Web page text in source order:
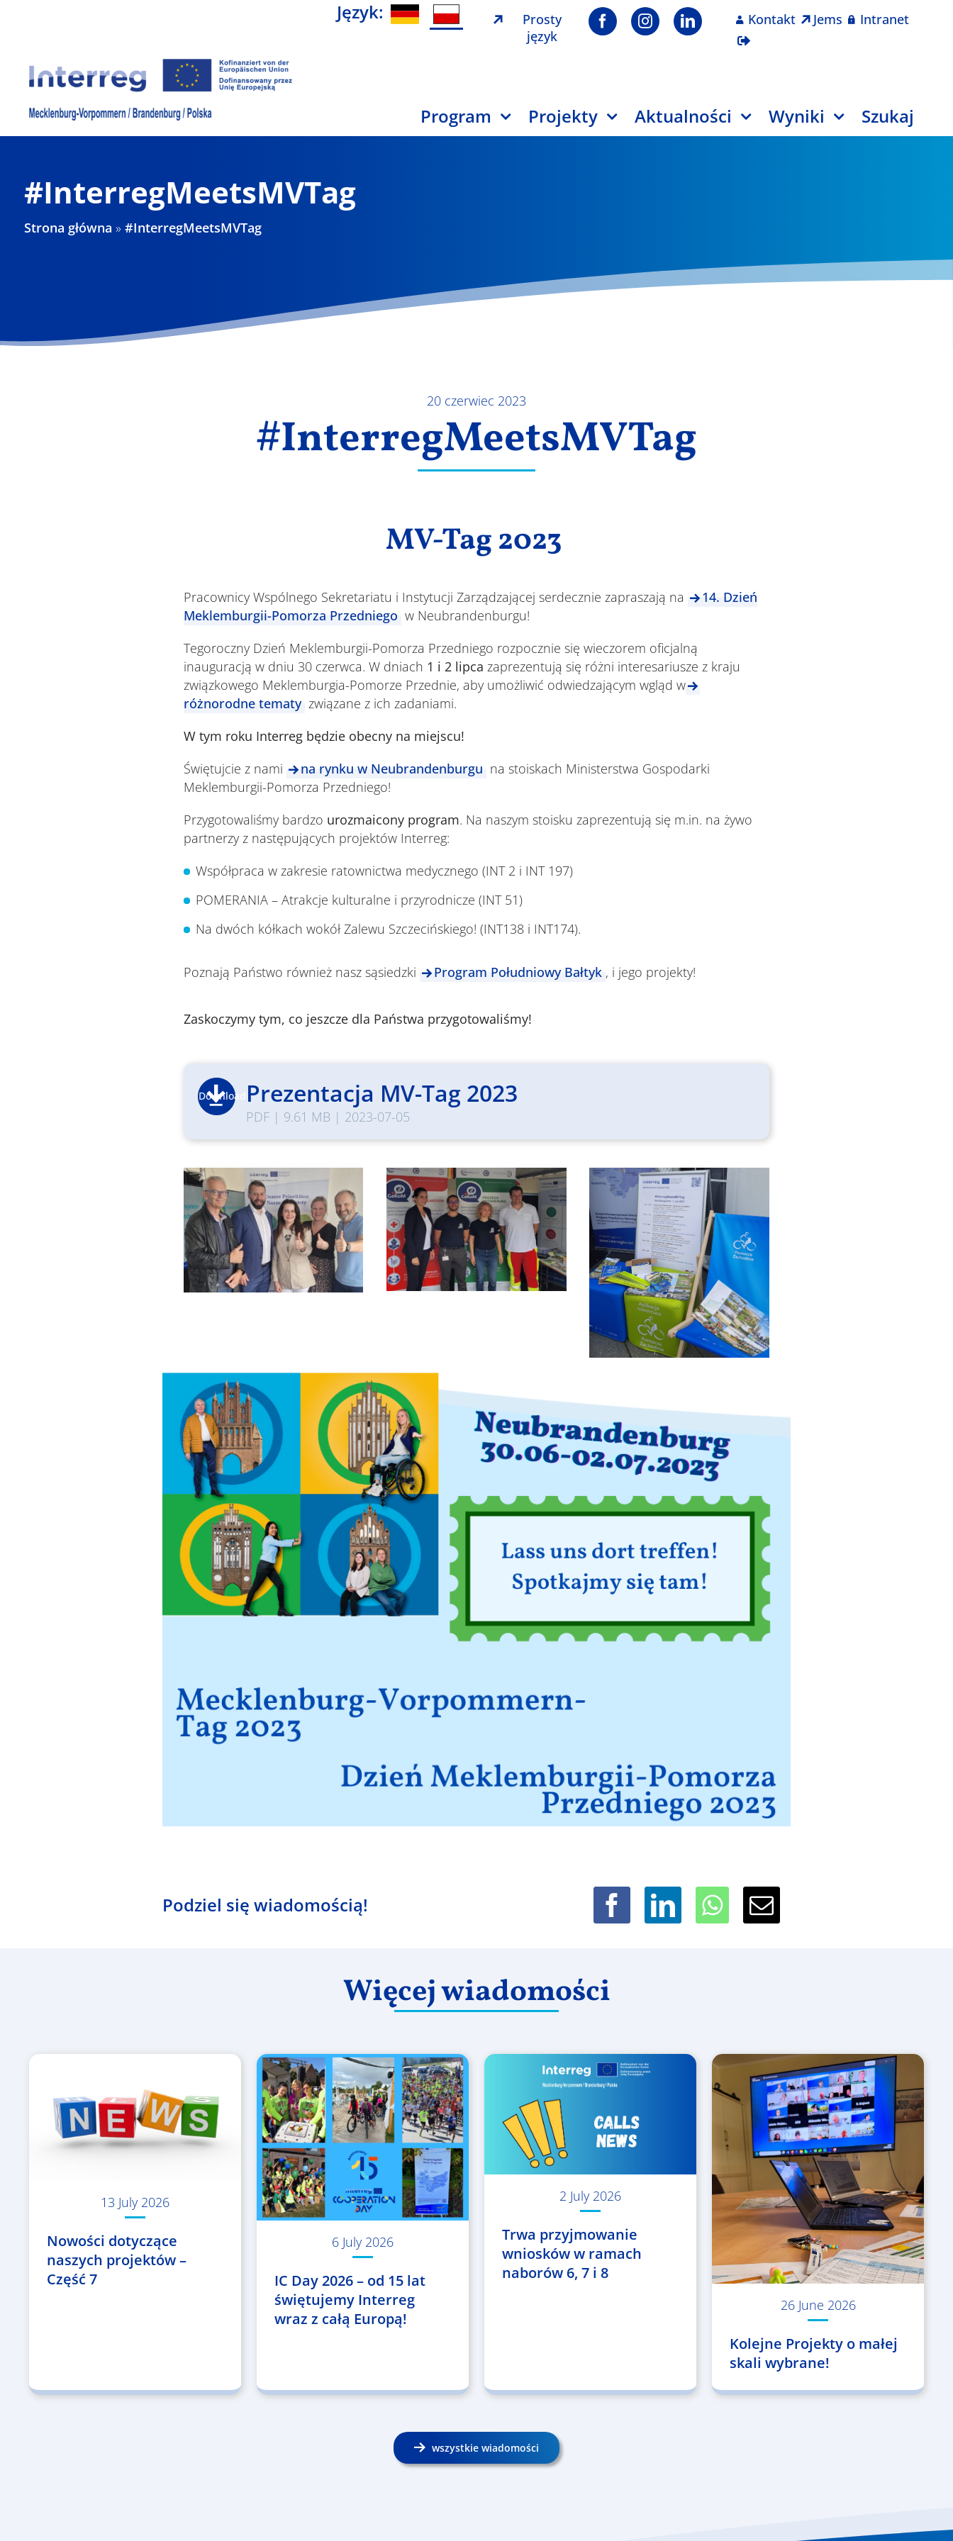
Język:
Prosty
język
Kontakt Jems Intranet
Program Projekty Aktualności Wyniki Szukaj
#InterregMeetsMVTag
Strona główna »#InterregMeetsMVTag
20 czerwiec 2023
#InterregMeetsMVTag
MV-Tag 2023
Pracownicy Wspólnego Sekretariatu i Instytucji Zarządzającej serdecznie zapraszają na
14. Dzień
Meklemburgii-Pomorza Przedniego w Neubrandenburgu!
Tegoroczny Dzień Meklemburgii-Pomorza Przedniego rozpocznie się wieczorem oficjalną
inauguracją w dniu 30 czerwca. W dniach 1 i 2 lipca zaprezentują się różni interesariusze z kraju
związkowego Meklemburgia-Pomorze Przednie, aby umożliwić odwiedzającym wgląd w
różnorodne tematy związane z ich zadaniami.
W tym roku Interreg będzie obecny na miejscu!
Świętujcie z nami
na rynku w Neubrandenburgu na stoiskach Ministerstwa Gospodarki
Meklemburgii-Pomorza Przedniego!
Przygotowaliśmy bardzo urozmaicony program. Na naszym stoisku zaprezentują się m.in. na żywo
partnerzy z następujących projektów Interreg:
Współpraca w zakresie ratownictwa medycznego (INT 2 i INT 197)
POMERANIA – Atrakcje kulturalne i przyrodnicze (INT 51)
Na dwóch kółkach wokół Zalewu Szczecińskiego! (INT138 i INT174).
Poznają Państwo również nasz sąsiedzki Program Południowy Bałtyk , i jego projekty!
Zaskoczymy tym, co jeszcze dla Państwa przygotowaliśmy!
Download Prezentacja MV-Tag 2023
PDF | 9.61 MB | 2023-07-05
Podziel się wiadomością!
Więcej wiadomości
13 July 2026
Nowości dotyczące
naszych projektów –
Część 7
6 July 2026
IC Day 2026 – od 15 lat
świętujemy Interreg
wraz z całą Europą!
2 July 2026
Trwa przyjmowanie
wniosków w ramach
naborów 6, 7 i 8
26 June 2026
Kolejne Projekty o małej
skali wybrane!
wszystkie wiadomości